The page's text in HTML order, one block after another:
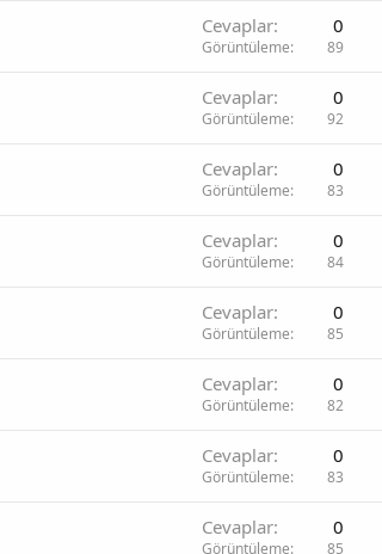
Cevaplar 0
Görüntüleme 89
Cevaplar 0
Görüntüleme 92
Cevaplar 0
Görüntüleme 83
Cevaplar 0
Görüntüleme 84
Cevaplar 0
Görüntüleme 85
Cevaplar 0
Görüntüleme 82
Cevaplar 0
Görüntüleme 83
Cevaplar 0
Görüntüleme 85